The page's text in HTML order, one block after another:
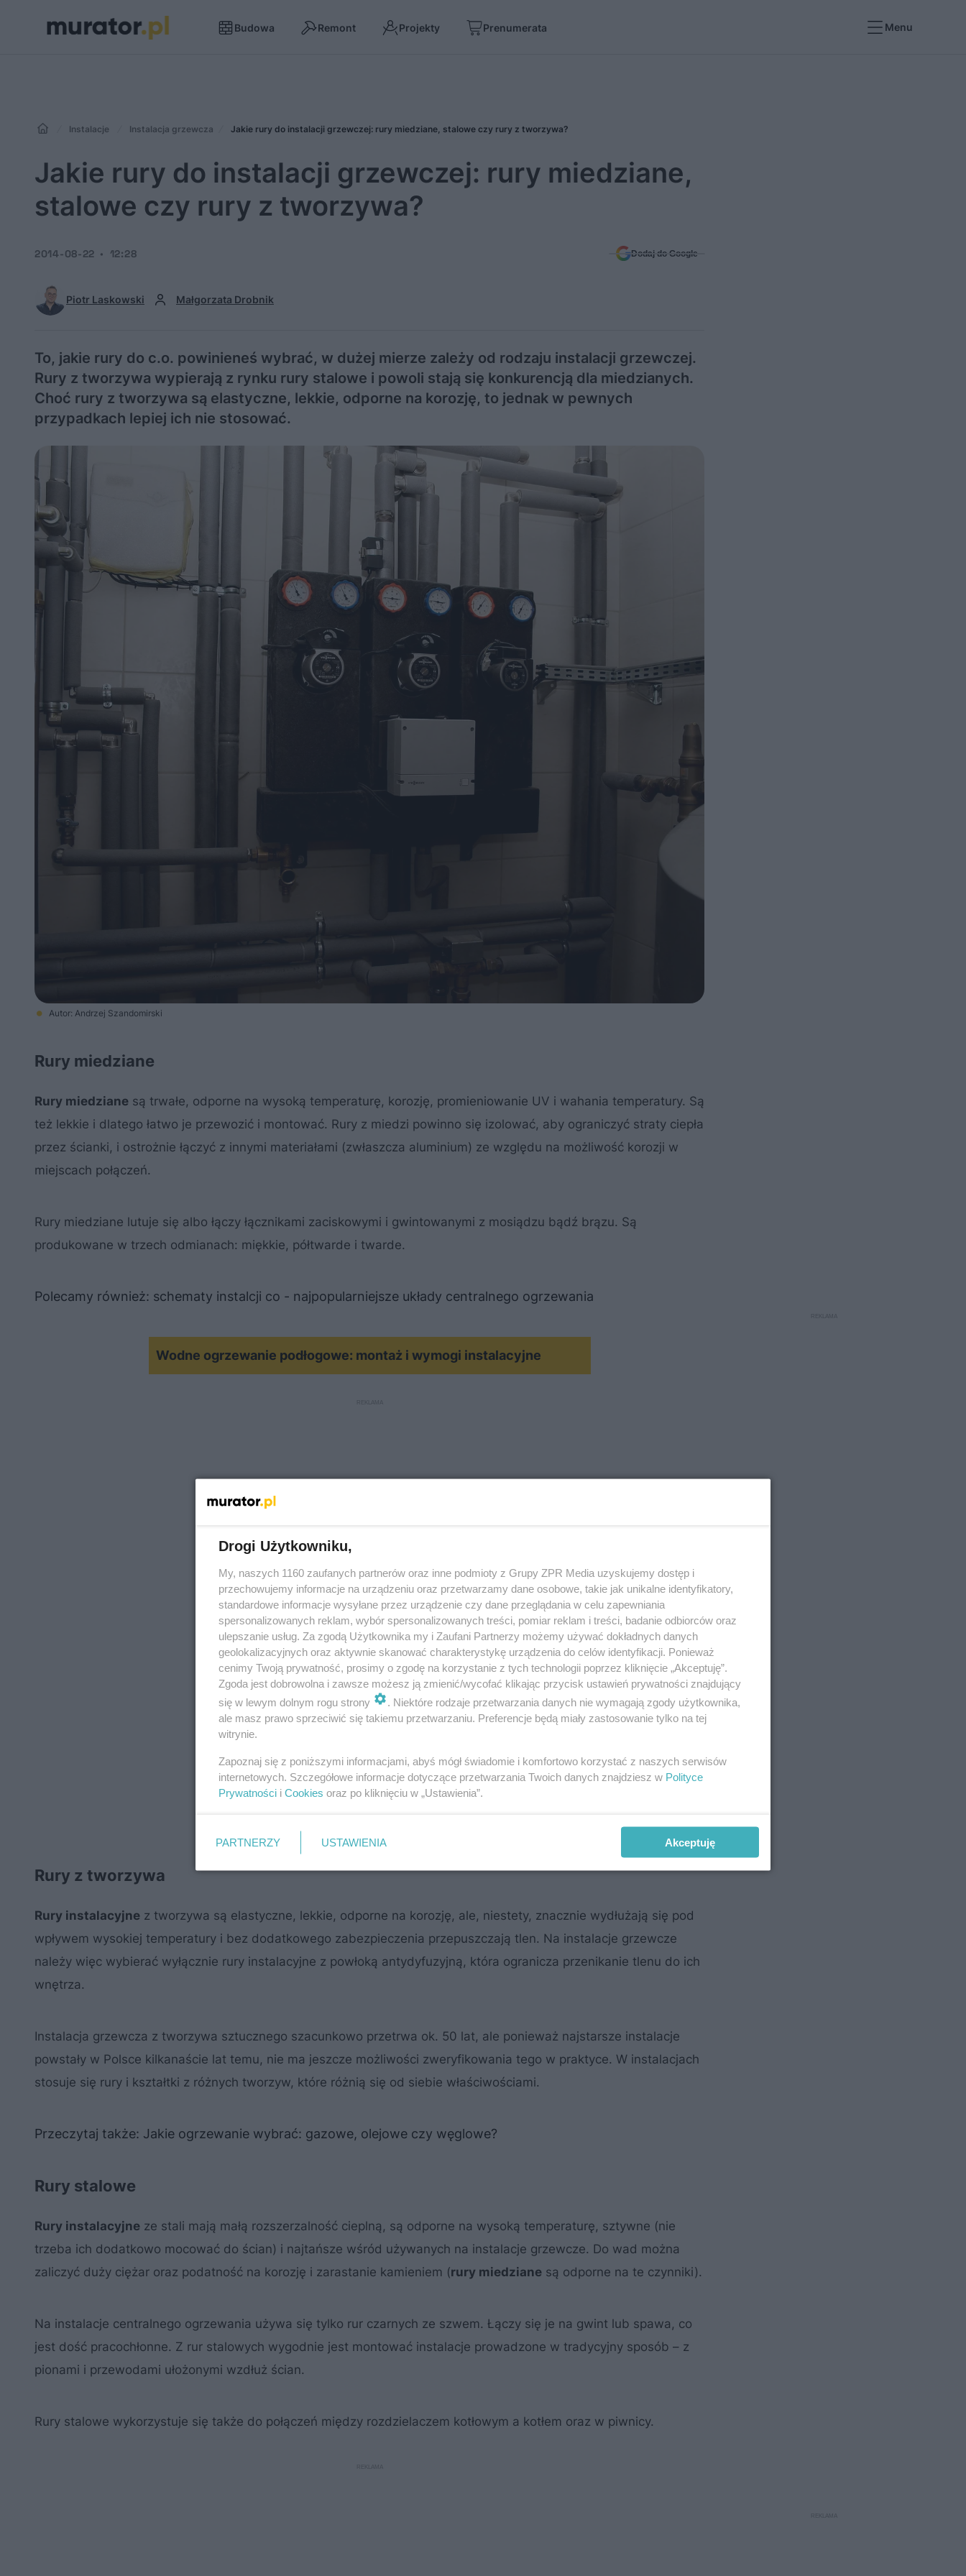
Budowa Remont Projekty Prenumerata Menu
Instalacje Instalacja grzewcza Jakie rury do instalacji grzewczej: rury miedziane, stalowe czy rury z tworzywa?
Jakie rury do instalacji grzewczej: rury miedziane,
stalowe czy rury z tworzywa?
Piotr Laskowski Małgorzata Drobnik
2014-08-22 12:28 Dodaj do Google
To, jakie rury do c.o. powinieneś wybrać, w dużej mierze zależy od rodzaju instalacji grzewczej.
Rury z tworzywa wypierają z rynku rury stalowe i powoli stają się konkurencją dla miedzianych.
Choć rury z tworzywa są elastyczne, lekkie, odporne na korozję, to jednak w pewnych
przypadkach lepiej ich nie stosować.
Autor: Andrzej Szandomirski
Rury miedziane
Rury miedziane są trwałe, odporne na wysoką temperaturę, korozję, promieniowanie UV i wahania temperatury. Są
też lekkie i dlatego łatwo je przewozić i montować. Rury z miedzi powinno się izolować, aby ograniczyć straty ciepła
przez ścianki, i ostrożnie łączyć z innymi materiałami (zwłaszcza aluminium) ze względu na możliwość korozji w
miejscach połączeń.
Rury miedziane lutuje się albo łączy łącznikami zaciskowymi i gwintowanymi z mosiądzu bądź brązu. Są
produkowane w trzech odmianach: miękkie, półtwarde i twarde.
Polecamy również: schematy instalcji co - najpopularniejsze układy centralnego ogrzewania
Wodne ogrzewanie podłogowe: montaż i wymogi instalacyjne
Rury z tworzywa
Rury instalacyjne z tworzywa są elastyczne, lekkie, odporne na korozję, ale, niestety, znacznie wydłużają się pod
wpływem wysokiej temperatury i bez dodatkowego zabezpieczenia przepuszczają tlen. Na instalacje grzewcze
należy więc wybierać wyłącznie rury instalacyjne z powłoką antydyfuzyjną, która ogranicza przenikanie tlenu do ich
wnętrza.
Instalacja grzewcza z tworzywa sztucznego szacunkowo przetrwa ok. 50 lat, ale ponieważ najstarsze instalacje
powstały w Polsce kilkanaście lat temu, nie ma jeszcze możliwości zweryfikowania tego w praktyce. W instalacjach
stosuje się rury i kształtki z różnych tworzyw, które różnią się od siebie właściwościami.
Przeczytaj także: Jakie ogrzewanie wybrać: gazowe, olejowe czy węglowe?
Rury stalowe
Rury instalacyjne ze stali mają małą rozszerzalność cieplną, są odporne na wysoką temperaturę, sztywne (nie
trzeba ich dodatkowo mocować do ścian) i najtańsze wśród używanych na instalacje grzewcze. Do wad można
zaliczyć duży ciężar oraz podatność na korozję i zarastanie kamieniem (rury miedziane są odporne na te czynniki).
Na instalacje centralnego ogrzewania używa się tylko rur czarnych ze szwem. Łączy się je na gwint lub spawa, co
jest dość pracochłonne. Z rur stalowych wygodnie jest montować instalacje prowadzone w tradycyjny sposób – z
pionami i przewodami ułożonymi wzdłuż ścian.
Rury stalowe wykorzystuje się także do połączeń między rozdzielaczem kotłowym a kotłem oraz w piwnicy.
Drogi Użytkowniku,
My, naszych 1160 zaufanych partnerów oraz inne podmioty z Grupy ZPR Media uzyskujemy dostęp i
przechowujemy informacje na urządzeniu oraz przetwarzamy dane osobowe, takie jak unikalne identyfikatory,
standardowe informacje wysyłane przez urządzenie czy dane przeglądania w celu zapewniania
spersonalizowanych reklam, wybór spersonalizowanych treści, pomiar reklam i treści, badanie odbiorców oraz
ulepszanie usług. Za zgodą Użytkownika my i Zaufani Partnerzy możemy używać dokładnych danych
geolokalizacyjnych oraz aktywnie skanować charakterystykę urządzenia do celów identyfikacji. Ponieważ
cenimy Twoją prywatność, prosimy o zgodę na korzystanie z tych technologii poprzez kliknięcie „Akceptuję”.
Zgoda jest dobrowolna i zawsze możesz ją zmienić/wycofać klikając przycisk ustawień prywatności znajdujący
się w lewym dolnym rogu strony
. Niektóre rodzaje przetwarzania danych nie wymagają zgody użytkownika,
ale masz prawo sprzeciwić się takiemu przetwarzaniu. Preferencje będą miały zastosowanie tylko na tej
witrynie.
Zapoznaj się z poniższymi informacjami, abyś mógł świadomie i komfortowo korzystać z naszych serwisów
internetowych. Szczegółowe informacje dotyczące przetwarzania Twoich danych znajdziesz w Polityce
Prywatności i Cookies oraz po kliknięciu w „Ustawienia”.
PARTNERZY USTAWIENIA Akceptuję